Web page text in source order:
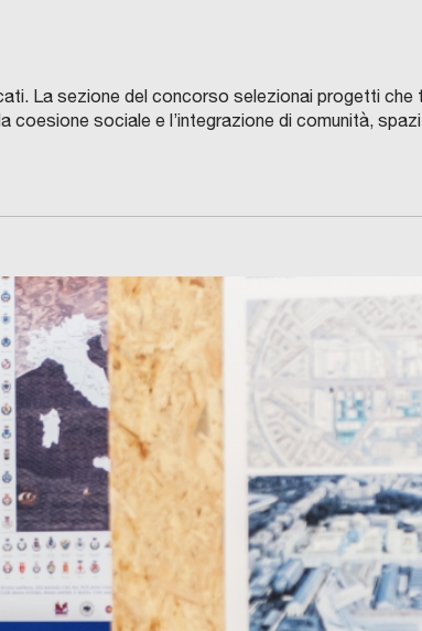
La sezione del concorso selezionai progetti
sociale e l’integrazione di comunità,